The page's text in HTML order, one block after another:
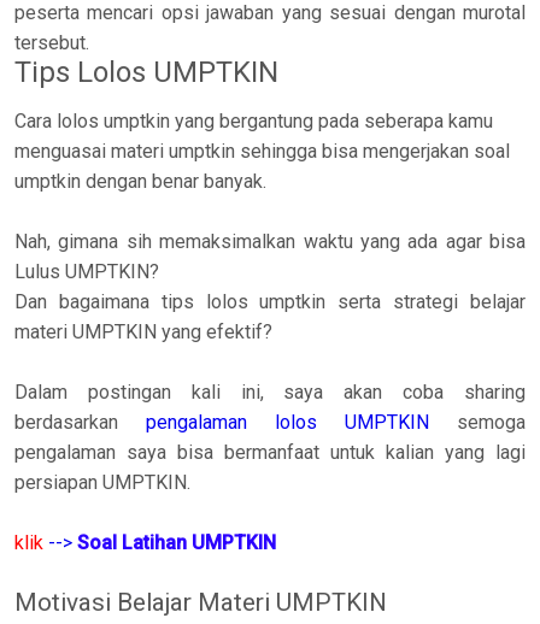
peserta mencari opsi jawaban yang sesuai dengan murotal
tersebut.
Tips Lolos UMPTKIN
Cara lolos umptkin yang bergantung pada seberapa kamu
menguasai materi umptkin sehingga bisa mengerjakan soal
umptkin dengan benar banyak.
Nah, gimana sih memaksimalkan waktu yang ada agar bisa
Lulus UMPTKIN?
Dan bagaimana tips lolos umptkin serta strategi belajar
materi UMPTKIN yang efektif?
Dalam postingan kali ini, saya akan coba sharing
berdasarkan pengalaman lolos UMPTKIN semoga
pengalaman saya bisa bermanfaat untuk kalian yang lagi
persiapan UMPTKIN.
klik --> Soal Latihan UMPTKIN
Motivasi Belajar Materi UMPTKIN